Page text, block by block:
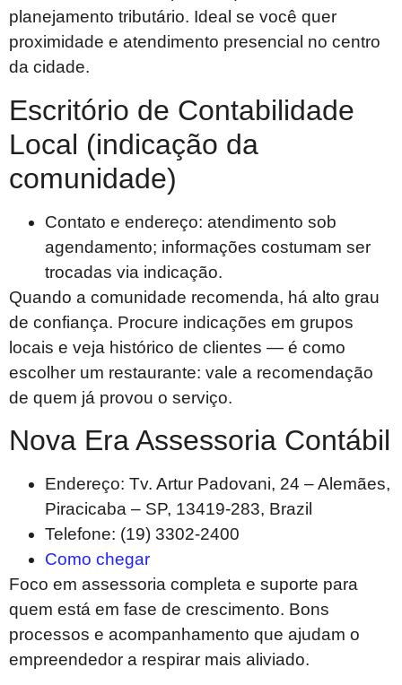
planejamento tributário. Ideal se você quer
proximidade e atendimento presencial no centro
da cidade.
Escritório de Contabilidade
Local (indicação da
comunidade)
Contato e endereço: atendimento sob
agendamento; informações costumam ser
trocadas via indicação.
Quando a comunidade recomenda, há alto grau
de confiança. Procure indicações em grupos
locais e veja histórico de clientes — é como
escolher um restaurante: vale a recomendação
de quem já provou o serviço.
Nova Era Assessoria Contábil
Endereço: Tv. Artur Padovani, 24 – Alemães,
Piracicaba – SP, 13419-283, Brazil
Telefone: (19) 3302-2400
Como chegar
Foco em assessoria completa e suporte para
quem está em fase de crescimento. Bons
processos e acompanhamento que ajudam o
empreendedor a respirar mais aliviado.